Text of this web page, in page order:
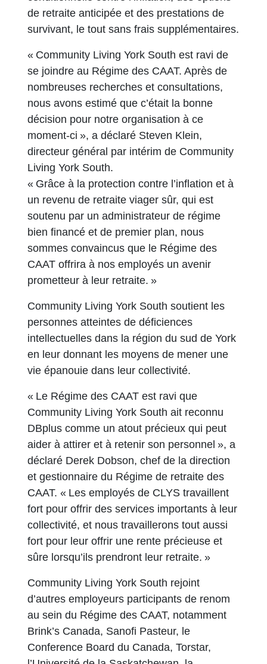
de retraite anticipée et des prestations de
survivant, le tout sans frais supplémentaires.
« Community Living York South est ravi de
se joindre au Régime des CAAT. Après de
nombreuses recherches et consultations,
nous avons estimé que c’était la bonne
décision pour notre organisation à ce
moment-ci », a déclaré Steven Klein,
directeur général par intérim de Community
Living York South.
« Grâce à la protection contre l’inflation et à
un revenu de retraite viager sûr, qui est
soutenu par un administrateur de régime
bien financé et de premier plan, nous
sommes convaincus que le Régime des
CAAT offrira à nos employés un avenir
prometteur à leur retraite. »
Community Living York South soutient les
personnes atteintes de déficiences
intellectuelles dans la région du sud de York
en leur donnant les moyens de mener une
vie épanouie dans leur collectivité.
« Le Régime des CAAT est ravi que
Community Living York South ait reconnu
DBplus comme un atout précieux qui peut
aider à attirer et à retenir son personnel », a
déclaré Derek Dobson, chef de la direction
et gestionnaire du Régime de retraite des
CAAT. « Les employés de CLYS travaillent
fort pour offrir des services importants à leur
collectivité, et nous travaillerons tout aussi
fort pour leur offrir une rente précieuse et
sûre lorsqu’ils prendront leur retraite. »
Community Living York South rejoint
d’autres employeurs participants de renom
au sein du Régime des CAAT, notamment
Brink’s Canada, Sanofi Pasteur, le
Conference Board du Canada, Torstar,